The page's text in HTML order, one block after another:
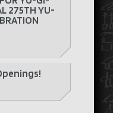
275TH YU-